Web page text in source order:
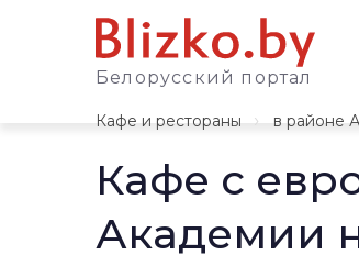
Белорусский портал
Кафе и рестораны
в районе
Кафе с
Академии